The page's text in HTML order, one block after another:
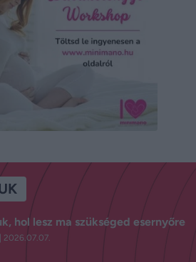
hol lesz ma szükséged esernyőre
2026.07.07.